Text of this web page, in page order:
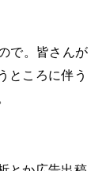
で。皆さんが
ところに伴う